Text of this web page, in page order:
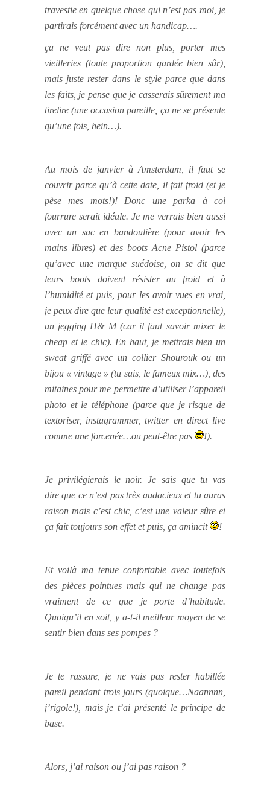
travestie en quelque chose qui n’est pas moi, je
partirais forcément avec un handicap….
ça ne veut pas dire non plus, porter mes
vieilleries (toute proportion gardée bien sûr),
mais juste rester dans le style parce que dans
les faits, je pense que je casserais sûrement ma
tirelire (une occasion pareille, ça ne se présente
qu’une fois, hein…).
Au mois de janvier à Amsterdam, il faut se
couvrir parce qu’à cette date, il fait froid (et je
pèse mes mots!)! Donc une parka à col
fourrure serait idéale. Je me verrais bien aussi
avec un sac en bandoulière (pour avoir les
mains libres) et des boots Acne Pistol (parce
qu’avec une marque suédoise, on se dit que
leurs boots doivent résister au froid et à
l’humidité et puis, pour les avoir vues en vrai,
je peux dire que leur qualité est exceptionnelle),
un jegging H& M (car il faut savoir mixer le
cheap et le chic). En haut, je mettrais bien un
sweat griffé avec un collier Shourouk ou un
bijou « vintage » (tu sais, le fameux mix…), des
mitaines pour me permettre d’utiliser l’appareil
photo et le téléphone (parce que je risque de
textoriser, instagrammer, twitter en direct live
comme une forcenée…ou peut-être pas
!).
Je privilégierais le noir. Je sais que tu vas
dire que ce n’est pas très audacieux et tu auras
raison mais c’est chic, c’est une valeur sûre et
ça fait toujours son effetet puis, ça amincit !
Et voilà ma tenue confortable avec toutefois
des pièces pointues mais qui ne change pas
vraiment de ce que je porte d’habitude.
Quoiqu’il en soit, y a-t-il meilleur moyen de se
sentir bien dans ses pompes ?
Je te rassure, je ne vais pas rester habillée
pareil pendant trois jours (quoique…Naannnn,
j’rigole!), mais je t’ai présenté le principe de
base.
Alors, j’ai raison ou j’ai pas raison ?